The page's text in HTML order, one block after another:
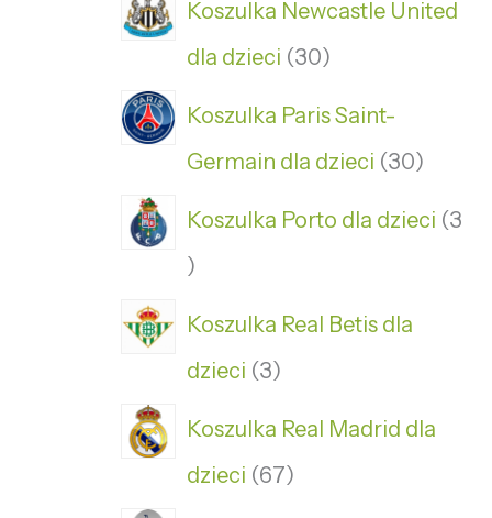
Koszulka Newcastle United
dla dzieci 30
Koszulka Paris Saint-
Germain dla dzieci 30
Koszulka Porto dla dzieci 3
Koszulka Real Betis dla
dzieci 3
Koszulka Real Madrid dla
dzieci 67